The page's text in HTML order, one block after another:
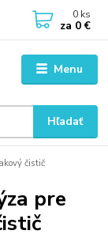
Menu
Hľadať
0 ks
za 0 €
čistič
pre